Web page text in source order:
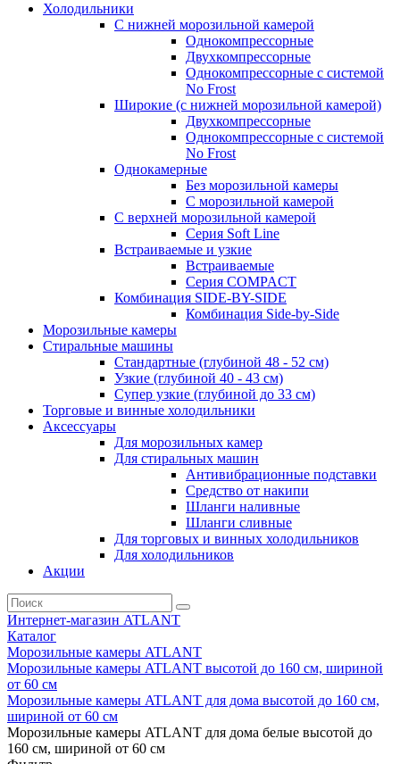
Холодильники
С нижней морозильной камерой
Однокомпрессорные
Двухкомпрессорные
Однокомпрессорные с системой
No Frost
Широкие (с нижней морозильной камерой)
Двухкомпрессорные
Однокомпрессорные с системой
No Frost
Однокамерные
Без морозильной камеры
С морозильной камерой
С верхней морозильной камерой
Серия Soft Line
Встраиваемые и узкие
Встраиваемые
Серия СOMPACT
Комбинация SIDE-BY-SIDE
Комбинация Side-by-Side
Морозильные камеры
Стиральные машины
Стандартные (глубиной 48 - 52 см)
Узкие (глубиной 40 - 43 см)
Супер узкие (глубиной до 33 см)
Торговые и винные холодильники
Аксессуары
Для морозильных камер
Для стиральных машин
Антивибрационные подставки
Средство от накипи
Шланги наливные
Шланги сливные
Для торговых и винных холодильников
Для холодильников
Акции
Интернет-магазин ATLANT
Каталог
Морозильные камеры ATLANT
Морозильные камеры ATLANT высотой до 160 см, шириной
от 60 см
Морозильные камеры ATLANT для дома высотой до 160 см,
шириной от 60 см
Морозильные камеры ATLANT для дома белые высотой до
160 см, шириной от 60 см